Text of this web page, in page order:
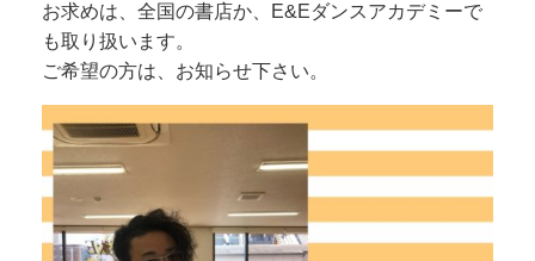
お求めは、全国の書店か、E&Eダンスアカデミーで
も取り扱います。
ご希望の方は、お知らせ下さい。